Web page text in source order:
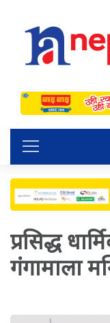
प्रसिद्ध
गंगामाला